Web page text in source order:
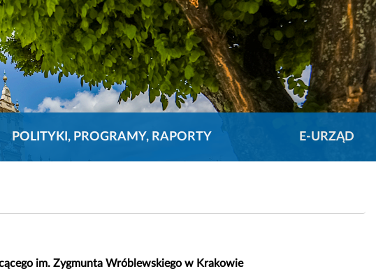
POLITYKI, PROGRAMY, RAPORTY E-URZĄD
im. Zygmunta Wróblewskiego w Krakowie